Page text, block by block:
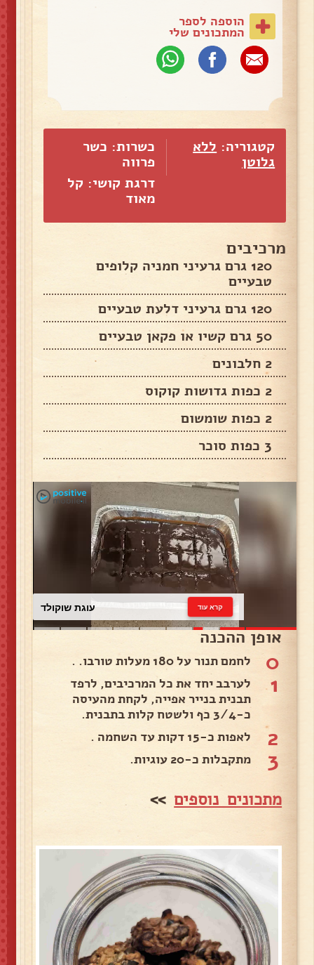
הוספה לספר
המתכונים שלי
קטגוריה: ללא
גלוטן
כשרות: כשר
פרווה
דרגת קושי: קל
מאוד
מרכיבים
120 גרם גרעיני חמניה קלופים
טבעיים
120 גרם גרעיני דלעת טבעיים
50 גרם קשיו או פקאן טבעיים
2 חלבונים
2 כפות גדושות קוקוס
2 כפות שומשום
3 כפות סוכר
עוגת שוקולד קרא עוד
אופן ההכנה
0 לחמם תנור על 180 מעלות טורבו. .
1
לערבב יחד את כל המרכיבים, לרפד
תבנית בנייר אפייה, לקחת מהעיסה
כ-3/4 כף ולשטח קלות בתבנית.
2 לאפות כ-15 דקות עד השחמה .
3 מתקבלות כ-20 עוגיות.
מתכונים נוספים >>